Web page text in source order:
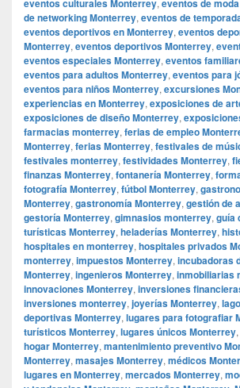
eventos culturales Monterrey, eventos de
de networking Monterrey, eventos de
eventos deportivos en Monterrey, eventos
Monterrey, eventos deportivos Monterrey,
eventos especiales Monterrey, eventos
eventos para adultos Monterrey, eventos para
eventos para niños Monterrey, excursiones
experiencias en Monterrey, exposiciones de
exposiciones de diseño Monterrey,
farmacias monterrey, ferias de empleo
Monterrey, ferias Monterrey, festivales de
festivales monterrey, festividades Monterrey,
finanzas Monterrey, fontanería Monterrey,
fotografía Monterrey, fútbol Monterrey,
Monterrey, gastronomía Monterrey, gestión de
gestoría Monterrey, gimnasios monterrey, guía
turísticas Monterrey, heladerías Monterrey,
hospitales en monterrey, hospitales privados
monterrey, impuestos Monterrey, incubadoras
Monterrey, ingenieros Monterrey, inmobiliarias
innovaciones Monterrey, inversiones
inversiones monterrey, joyerías Monterrey,
deportivas Monterrey, lugares para fotografiar
turísticos Monterrey, lugares únicos Monterrey,
hogar Monterrey, mantenimiento preventivo
Monterrey, masajes Monterrey, médicos
lugares en Monterrey, mercados Monterrey,